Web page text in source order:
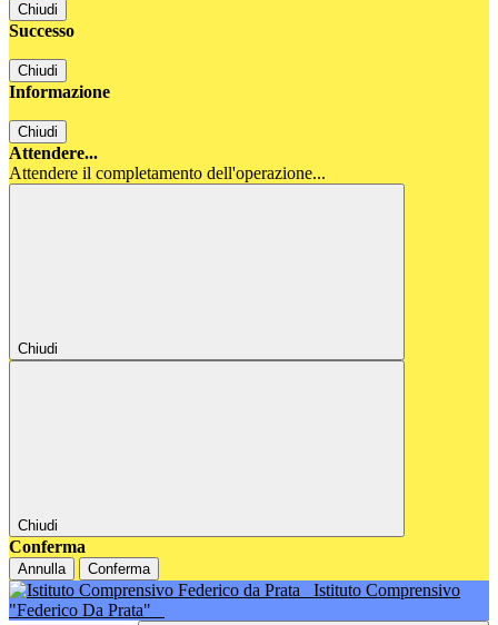
Chiudi
Successo
Chiudi
Informazione
Chiudi
Attendere...
Attendere il completamento dell'operazione...
Chiudi
Chiudi
Conferma
Annulla Conferma
Istituto Comprensivo
"Federico Da Prata"